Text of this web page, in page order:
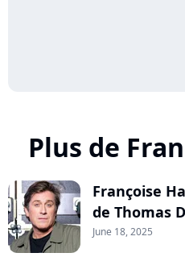
Plus de
Françoise
de Thomas
June 18, 2025